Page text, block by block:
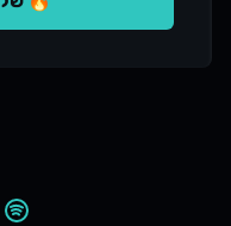
מולטי-
ליצור תוכן איכותי
אם תעבירו את הפרק